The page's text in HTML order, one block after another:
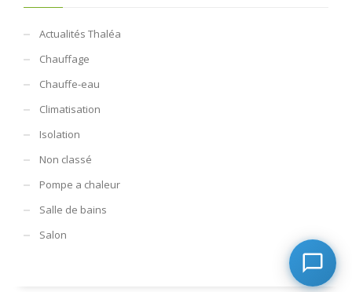
Actualités Thaléa
Chauffage
Chauffe-eau
Climatisation
Isolation
Non classé
Pompe a chaleur
Salle de bains
Salon